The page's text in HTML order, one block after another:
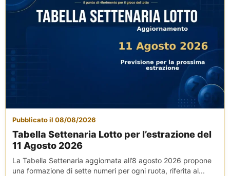
Pubblicato il 08/08/2026
Tabella Settenaria Lotto per l’estrazione del
11 Agosto 2026
La Tabella Settenaria aggiornata all’8 agosto 2026 propone
una formazione di sette numeri per ogni ruota, riferita al...